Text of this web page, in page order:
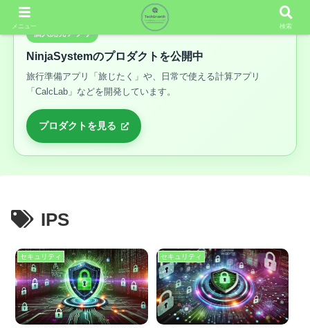
個人開発アプリ
NinjaSystemのプロダクトを公開中
旅行準備アプリ「旅じたく」や、日常で使える計算アプリ
「CalcLab」などを開発しています。
プロダクトを見る
IPS
セキュリティ セキュリティ
メニュー 検索